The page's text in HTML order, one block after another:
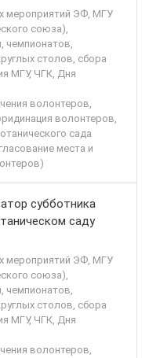
мероприятий ЭФ, МГУ
союза),
чемпионатов,
столов, сбора
МГУ, ЧГК, Дня
волонтеров,
волонтеров,
сада
места и
субботника
саду
мероприятий ЭФ, МГУ
союза),
чемпионатов,
столов, сбора
МГУ, ЧГК, Дня
волонтеров,